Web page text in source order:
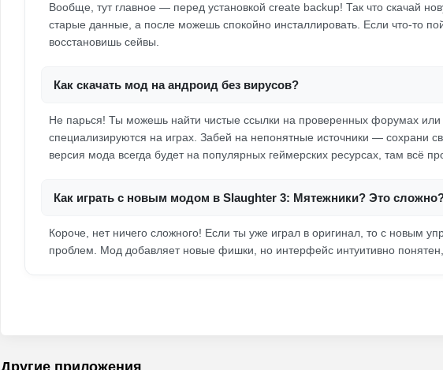
Вообще, тут главное — перед установкой create backup! Так что скачай
старые данные, а после можешь спокойно инсталлировать. Если что-то
восстановишь сейвы.
Как скачать мод на андроид без вирусов?
Не парься! Ты можешь найти чистые ссылки на проверенных форумах или
специализируются на играх. Забей на непонятные источники — сохрани
версия мода всегда будет на популярных геймерских ресурсах, там всё
Как играть с новым модом в Slaughter 3: Мятежники? Это
Короче, нет ничего сложного! Если ты уже играл в оригинал, то с новым
проблем. Мод добавляет новые фишки, но интерфейс интуитивно понятен,
Другие приложения